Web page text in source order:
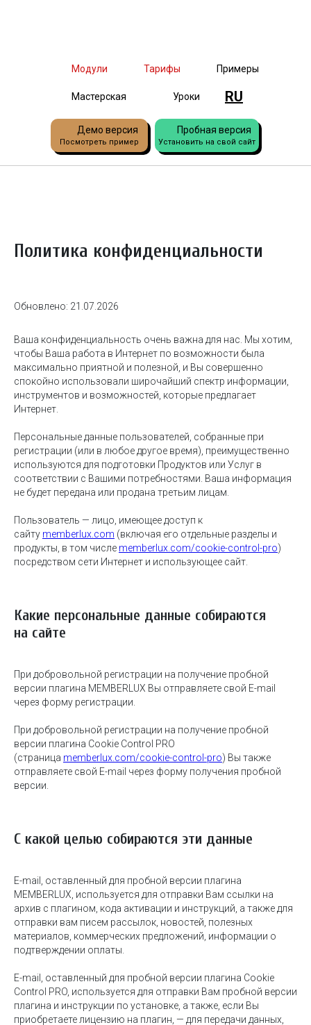
RU
Демо версия
Посмотреть пример
Пробная версия
Установить на свой сайт
Модули Тарифы Примеры
Мастерская Уроки
Политика конфиденциальности
Обновлено: 21.07.2026
Ваша конфиденциальность очень важна для нас. Мы хотим,
чтобы Ваша работа в Интернет по возможности была
максимально приятной и полезной, и Вы совершенно
спокойно использовали широчайший спектр информации,
инструментов и возможностей, которые предлагает
Интернет.
Персональные данные пользователей, собранные при
регистрации (или в любое другое время), преимущественно
используются для подготовки Продуктов или Услуг в
соответствии с Вашими потребностями. Ваша информация
не будет передана или продана третьим лицам.
Пользователь — лицо, имеющее доступ к
сайту memberlux.com (включая его отдельные разделы и
продукты, в том числе memberlux.com/cookie-control-pro)
посредством сети Интернет и использующее сайт.
Какие персональные данные собираются
на сайте
При добровольной регистрации на получение пробной
версии плагина MEMBERLUX Вы отправляете свой E-mail
через форму регистрации.
При добровольной регистрации на получение пробной
версии плагина Cookie Control PRO
(страница memberlux.com/cookie-control-pro) Вы также
отправляете свой E-mail через форму получения пробной
версии.
С какой целью собираются эти данные
E-mail, оставленный для пробной версии плагина
MEMBERLUX, используется для отправки Вам ссылки на
архив с плагином, кода активации и инструкций, а также для
отправки вам писем рассылок, новостей, полезных
материалов, коммерческих предложений, информации о
подтверждении оплаты.
E-mail, оставленный для пробной версии плагина Cookie
Control PRO, используется для отправки Вам пробной версии
плагина и инструкции по установке, а также, если Вы
приобретаете лицензию на плагин, — для передачи данных,